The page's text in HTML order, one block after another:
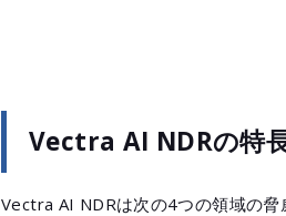
Vectra AI NDRの特
Vectra AI NDRは次の4つの領域の